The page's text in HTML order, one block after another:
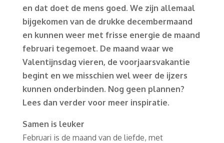
en dat doet de mens goed. We zijn allemaal
bijgekomen van de drukke decembermaand
en kunnen weer met frisse energie de maand
februari tegemoet. De maand waar we
Valentijnsdag vieren, de voorjaarsvakantie
begint en we misschien wel weer de ijzers
kunnen onderbinden. Nog geen plannen?
Lees dan verder voor meer inspiratie.
Samen is leuker
Februari is de maand van de liefde, met